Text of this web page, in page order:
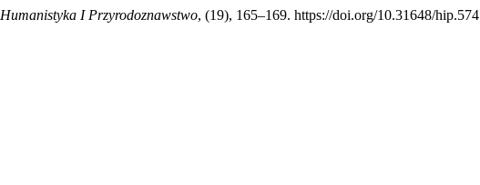
Humanistyka I Przyrodoznawstwo, (19), 165–169. https://doi.org/10.31648/hip.574